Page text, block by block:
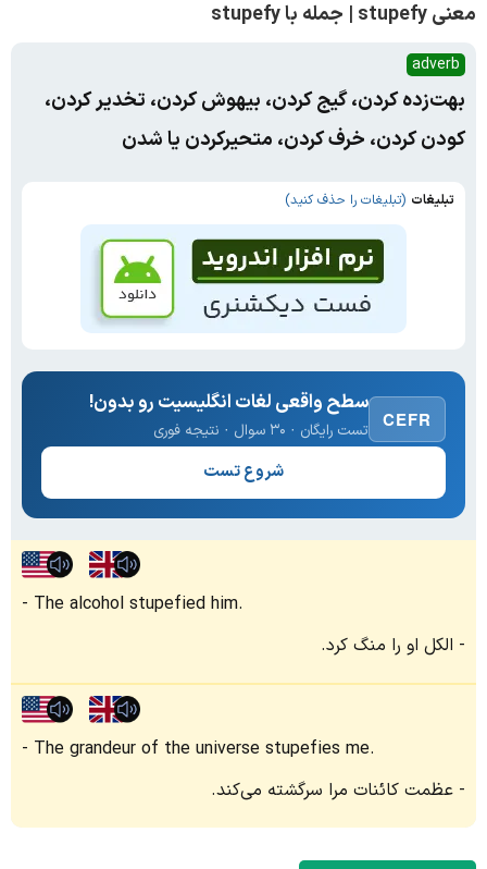
معنی stupefy | جمله با stupefy
adverb
بهت‌زده کردن، گیج کردن، بیهوش کردن، تخدیر کردن،
کودن کردن، خرف کردن، متحیرکردن یا شدن
تبلیغات (تبلیغات را حذف کنید)
CEFR
سطح واقعی لغات انگلیسیت رو بدون!
تست رایگان · ۳۰ سوال · نتیجه فوری
شروع تست
The alcohol stupefied him.
الکل او را منگ کرد.
The grandeur of the universe stupefies me.
عظمت کائنات مرا سرگشته می‌کند.